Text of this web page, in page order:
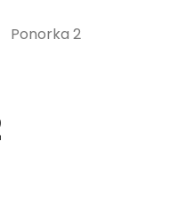
Ponorka 2